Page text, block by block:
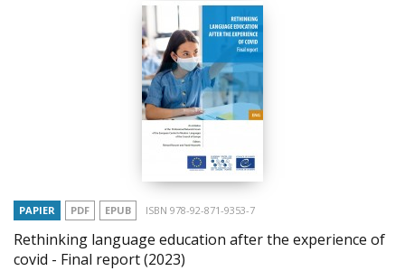
PAPIER PDF EPUB ISBN 978-92-871-9353-7
Rethinking language education after the experience of
covid - Final report(2023)